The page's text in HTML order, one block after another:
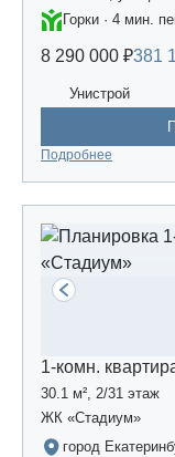
Горки · 4 мин.
8 290 000 ₽381
Унистрой
Подробнее
1-комн.
30.1 м², 2/31 этаж
ЖК «Стадиум»
город